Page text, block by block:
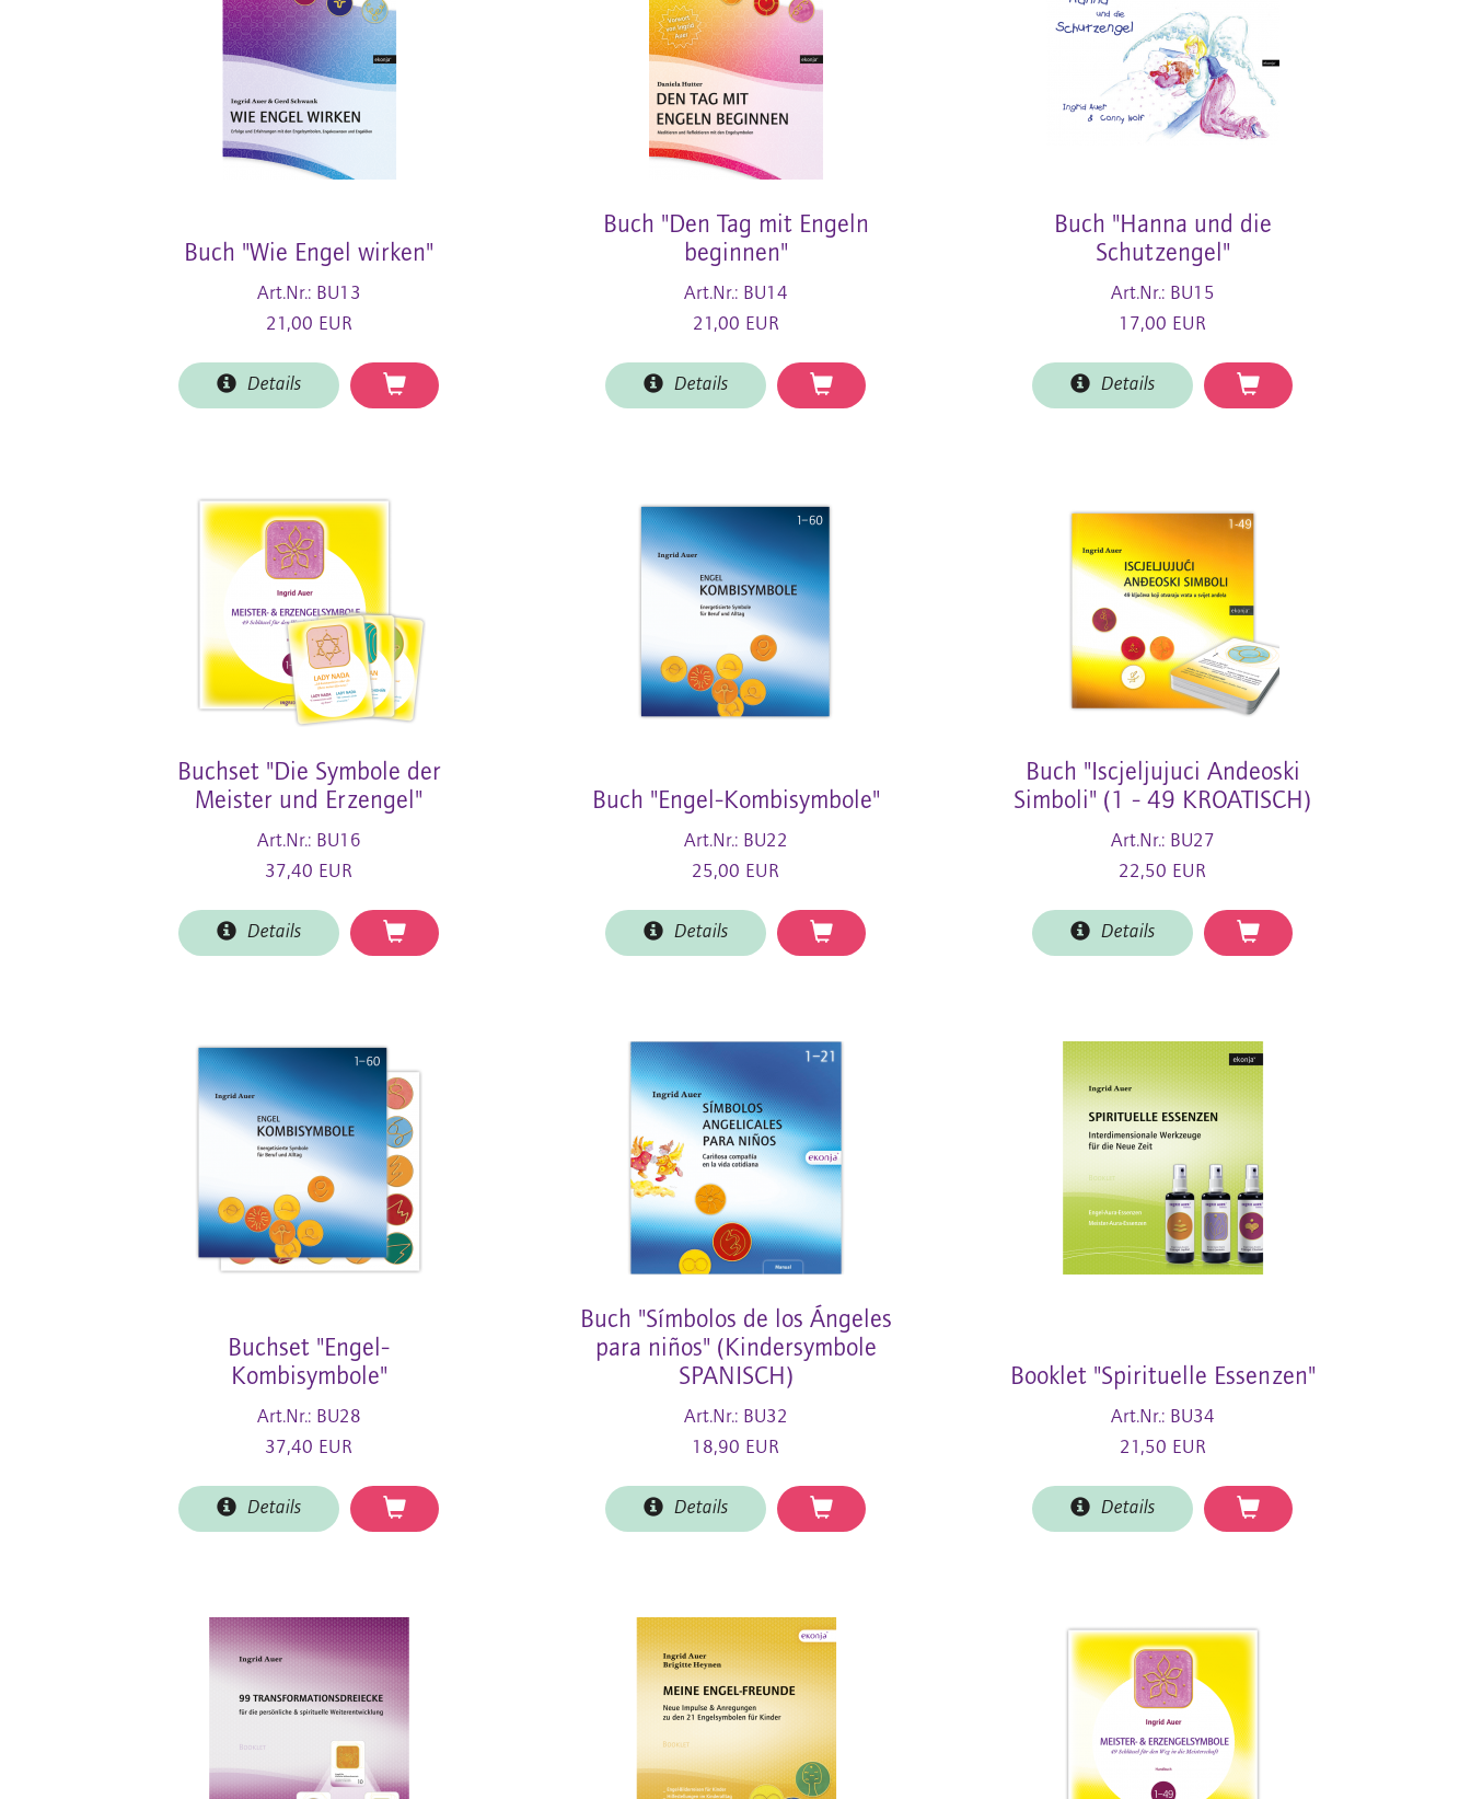
Buch "Wie Engel wirken"
Art.Nr.: BU13
21,00 EUR
Details
Buch "Den Tag mit Engeln
beginnen"
Art.Nr.: BU14
21,00 EUR
Details
Buch "Hanna und die
Schutzengel"
Art.Nr.: BU15
17,00 EUR
Details
Buchset "Die Symbole der
Meister und Erzengel"
Art.Nr.: BU16
37,40 EUR
Details
Buch "Engel-Kombisymbole"
Art.Nr.: BU22
25,00 EUR
Details
Buch "Iscjeljujuci Andeoski
Simboli" (1 - 49 KROATISCH)
Art.Nr.: BU27
22,50 EUR
Details
Buchset "Engel-
Kombisymbole"
Art.Nr.: BU28
37,40 EUR
Details
Buch "Símbolos de los Ángeles
para niños" (Kindersymbole
SPANISCH)
Art.Nr.: BU32
18,90 EUR
Details
Booklet "Spirituelle Essenzen"
Art.Nr.: BU34
21,50 EUR
Details